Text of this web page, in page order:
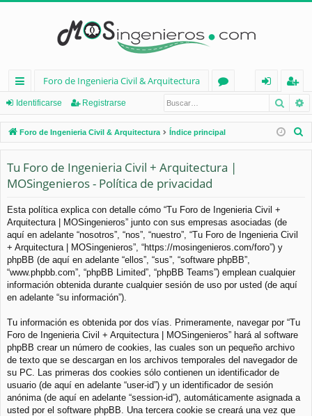
nl
ac
es
rá
pi
d
os
Foro de Ingenieria Civil & Arquitectura
os
nt
ifi
e
eg
ist
ra
Identificarse Registrarse
Foro de Ingenieria Civil & Arquitectura Índice principal
Tu Foro de Ingenieria Civil + Arquitectura |
MOSingenieros - Política de privacidad
Esta política explica con detalle cómo “Tu Foro de Ingenieria Civil +
Arquitectura | MOSingenieros” junto con sus empresas asociadas (de
aquí en adelante “nosotros”, “nos”, “nuestro”, “Tu Foro de Ingenieria Civil
+ Arquitectura | MOSingenieros”, “https://mosingenieros.com/foro”) y
phpBB (de aquí en adelante “ellos”, “sus”, “software phpBB”,
“www.phpbb.com”, “phpBB Limited”, “phpBB Teams”) emplean cualquier
información obtenida durante cualquier sesión de uso por usted (de aquí
en adelante “su información”).
Tu información es obtenida por dos vías. Primeramente, navegar por “Tu
Foro de Ingenieria Civil + Arquitectura | MOSingenieros” hará al software
phpBB crear un número de cookies, las cuales son un pequeño archivo
de texto que se descargan en los archivos temporales del navegador de
su PC. Las primeras dos cookies sólo contienen un identificador de
usuario (de aquí en adelante “user-id”) y un identificador de sesión
anónima (de aquí en adelante “session-id”), automáticamente asignada a
usted por el software phpBB. Una tercera cookie se creará una vez que